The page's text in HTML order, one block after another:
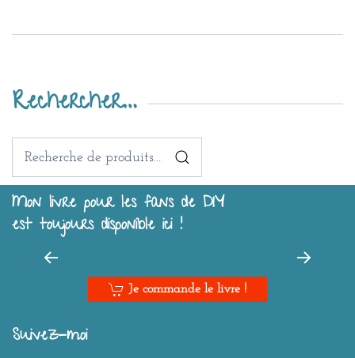
Rechercher…
Recherche
Mon livre pour les fans de DIY
est toujours disponible ici !
Je commande le livre !
Suivez-moi